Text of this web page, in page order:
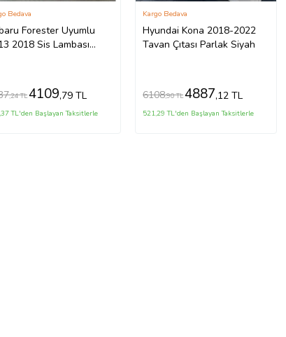
Forester Uyumlu
2018 Sis Lambası
Bedava
,24 TL4109,79 TL
TL'den Başlayan Taksitlerle
Hyundai Kona 2018-2022
Tavan Çıtası Parlak Siyah
Kargo Bedava
6108,90 TL4887,12 TL
521,29 TL'den Başlayan Taksitlerle